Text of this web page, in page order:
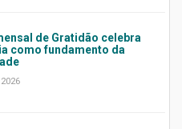
de Gratidão celebra
como fundamento da